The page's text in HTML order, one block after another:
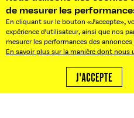
de mesurer les
En cliquant sur le bouton «J'accepte»,
expérience d'utilisateur, ainsi que nos
mesurer les performances des
En savoir plus sur la manière dont nous
J'ACCEPTE